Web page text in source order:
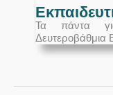
Τα πάντα
Δευτεροβάθμια